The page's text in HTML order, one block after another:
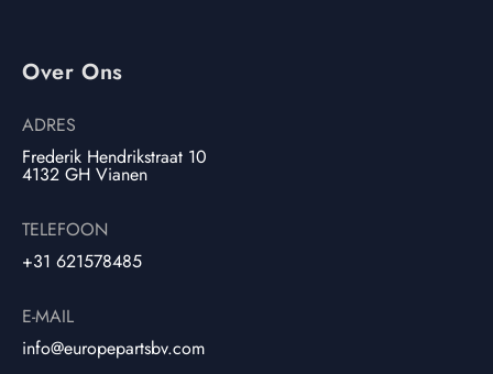
Over Ons
ADRES
Frederik Hendrikstraat 10
4132 GH Vianen
TELEFOON
+31 621578485
E-MAIL
info@europepartsbv.com